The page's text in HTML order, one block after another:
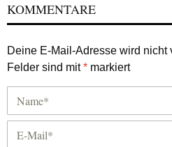
KOMMENTARE
Deine E-Mail-Adresse wird nicht
Felder sind mit* markiert